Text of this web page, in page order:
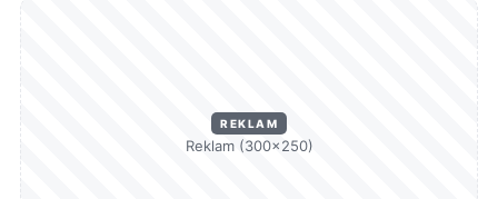
REKLAM
Reklam (300×250)